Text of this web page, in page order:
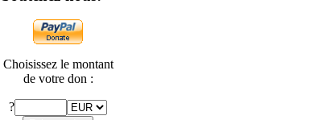
Choisissez le montant
de votre don :
?